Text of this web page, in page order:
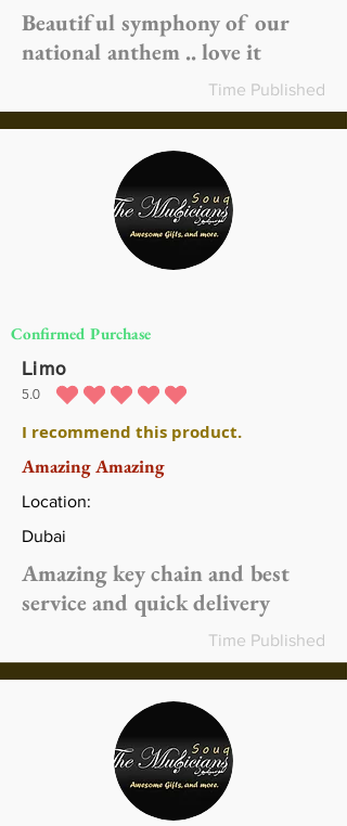
Beautiful symphony of our
national anthem .. love it
Time Published
Confirmed Purchase
Limo
5.0 متوسط التقييم هو 5 من 5
I recommend this product.
Amazing Amazing
Location:
Dubai
Amazing key chain and best
service and quick delivery
Time Published